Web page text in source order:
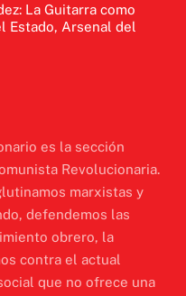
La Guitarra como
Estado, Arsenal del
es la sección
Revolucionaria.
marxistas y
defendemos las
obrero, la
contra el actual
que no ofrece una